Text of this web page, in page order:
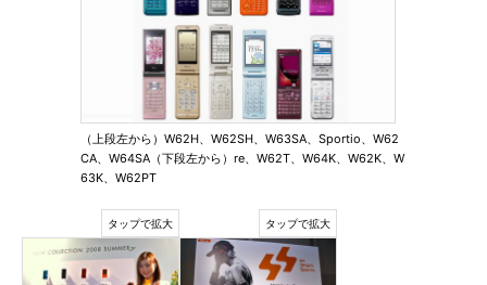
（上段左から）W62H、W62SH、W63SA、Sportio、W62
CA、W64SA（下段左から）re、W62T、W64K、W62K、W
63K、W62PT